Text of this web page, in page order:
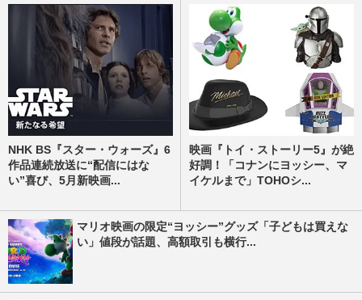
NHK BS『スター・ウォーズ』6
作品連続放送に“配信にはな
い”喜び、5月新映画...
映画『トイ・ストーリー5』が絶
好調！「コナンにヨッシー、マ
イケルまで」TOHOシ...
マリオ映画の限定“ヨッシー”グッズ「子どもは買えな
い」値段が話題、高額取引も横行...